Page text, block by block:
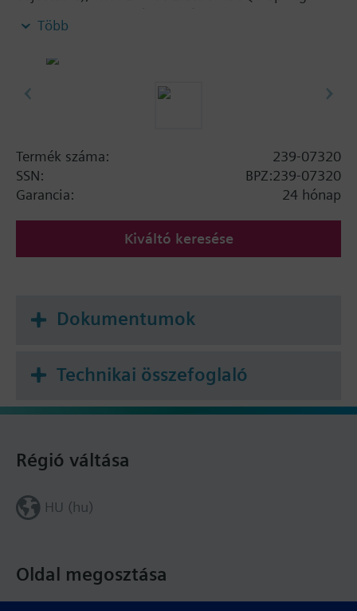
Return Actuator, 3P (floating), 0-10V or 4-20mA,
Fail Closed
Több
Termék száma:
239-07320
SSN:
BPZ:239-07320
Garancia:
24 hónap
Kiváltó keresése
Dokumentumok
Technikai összefoglaló
Oldal megosztása
Régió váltása
HU (hu)